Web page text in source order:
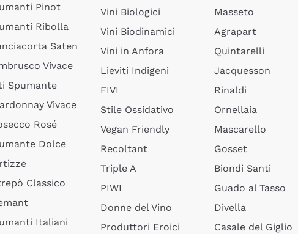
Pinot
Ribolla
Saten
Vivace
Spumante
Vivace
Rosé
Dolce
Classico
Italiani
Vini Biologici
Vini Biodinamici
Vini in Anfora
Lieviti Indigeni
FIVI
Stile Ossidativo
Vegan Friendly
Recoltant
Triple A
PIWI
Donne del Vino
Produttori Eroici
Masseto
Agrapart
Quintarelli
Jacquesson
Rinaldi
Ornellaia
Mascarello
Gosset
Biondi Santi
Guado al Tasso
Divella
Casale del Giglio